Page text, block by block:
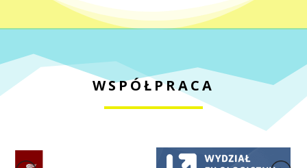
WSPÓŁPRACA